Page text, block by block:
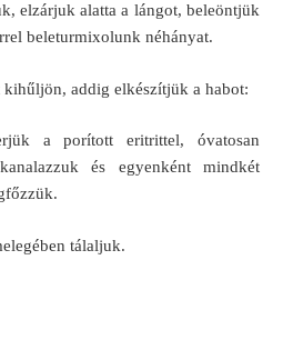
elzárjuk alatta a lángot, beleöntjük
beleturmixolunk néhányat.
addig elkészítjük a habot:
a porított eritrittel, óvatosan
és egyenként mindkét
tálaljuk.